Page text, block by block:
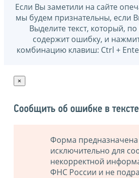
Если Вы заметили на сайте
мы будем признательны, если
Выделите текст, который,
содержит ошибку, и
комбинацию клавиш: Ctrl +
×
Сообщить об ошибке в тексте
Форма предназначена
исключительно для
некорректной
ФНС России и не